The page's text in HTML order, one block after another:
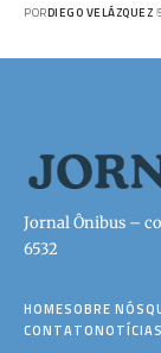
PORDIEGO VELÁZQUEZ
Jornal Ônibus –
6532
HOMESOBRE NÓS
CONTATONOTÍCIAS